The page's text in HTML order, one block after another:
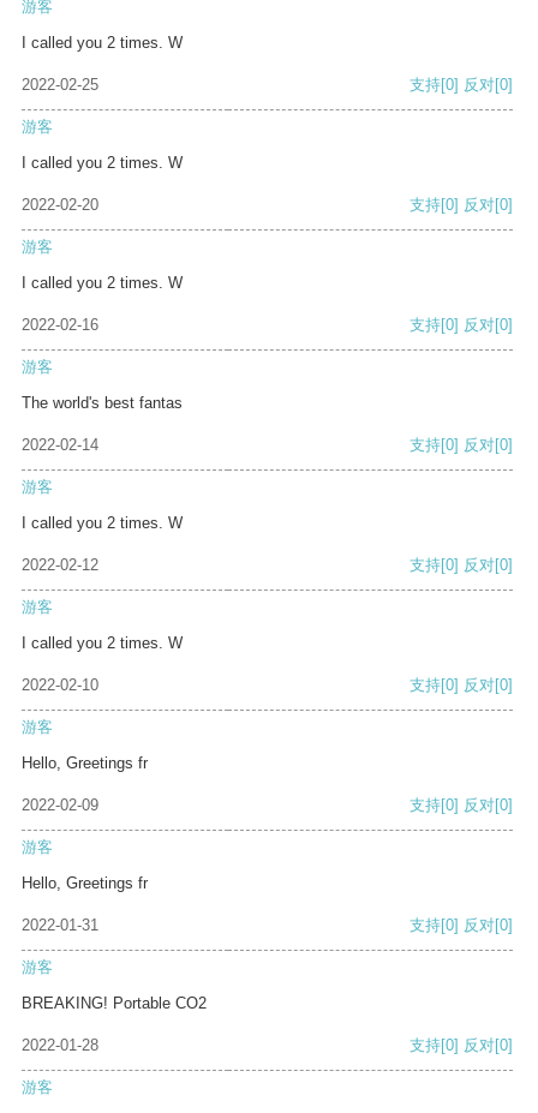
游客
I called you 2 times. W
2022-02-25 支持[0] 反对[0]
游客
I called you 2 times. W
2022-02-20 支持[0] 反对[0]
游客
I called you 2 times. W
2022-02-16 支持[0] 反对[0]
游客
The world's best fantas
2022-02-14 支持[0] 反对[0]
游客
I called you 2 times. W
2022-02-12 支持[0] 反对[0]
游客
I called you 2 times. W
2022-02-10 支持[0] 反对[0]
游客
Hello, Greetings fr
2022-02-09 支持[0] 反对[0]
游客
Hello, Greetings fr
2022-01-31 支持[0] 反对[0]
游客
BREAKING! Portable CO2
2022-01-28 支持[0] 反对[0]
游客